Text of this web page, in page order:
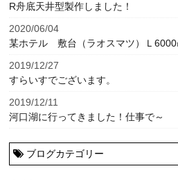
R舟底天井型製作しました！
2020/06/04
某ホテル 敷台（ラオスマツ）Ｌ
2019/12/27
すらいすでございます。
2019/12/11
河口湖に行ってきました！仕事で～
ブログカテゴリー